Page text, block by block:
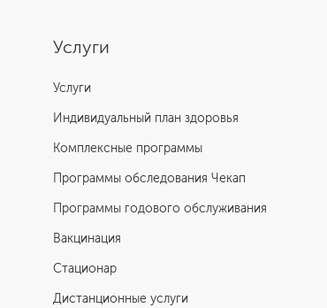
Услуги
Услуги
Индивидуальный план здоровья
Комплексные программы
Программы обследования Чекап
Программы годового обслуживания
Вакцинация
Стационар
Дистанционные услуги